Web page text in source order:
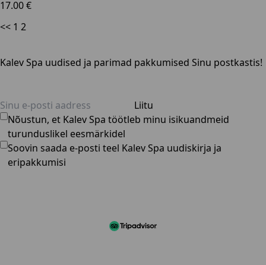
17.00 €
<< 1 2
Kalev Spa uudised ja parimad pakkumised Sinu postkastis!
Liitu
Nõustun, et Kalev Spa töötleb minu isikuandmeid
turunduslikel eesmärkidel
Soovin saada e-posti teel Kalev Spa uudiskirja ja
eripakkumisi